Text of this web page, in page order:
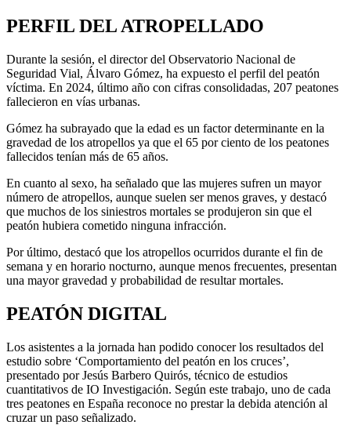
PERFIL DEL ATROPELLADO
Durante la sesión, el director del Observatorio Nacional de
Seguridad Vial, Álvaro Gómez, ha expuesto el perfil del peatón
víctima. En 2024, último año con cifras consolidadas, 207 peatones
fallecieron en vías urbanas.
Gómez ha subrayado que la edad es un factor determinante en la
gravedad de los atropellos ya que el 65 por ciento de los peatones
fallecidos tenían más de 65 años.
En cuanto al sexo, ha señalado que las mujeres sufren un mayor
número de atropellos, aunque suelen ser menos graves, y destacó
que muchos de los siniestros mortales se produjeron sin que el
peatón hubiera cometido ninguna infracción.
Por último, destacó que los atropellos ocurridos durante el fin de
semana y en horario nocturno, aunque menos frecuentes, presentan
una mayor gravedad y probabilidad de resultar mortales.
PEATÓN DIGITAL
Los asistentes a la jornada han podido conocer los resultados del
estudio sobre ‘Comportamiento del peatón en los cruces’,
presentado por Jesús Barbero Quirós, técnico de estudios
cuantitativos de IO Investigación. Según este trabajo, uno de cada
tres peatones en España reconoce no prestar la debida atención al
cruzar un paso señalizado.